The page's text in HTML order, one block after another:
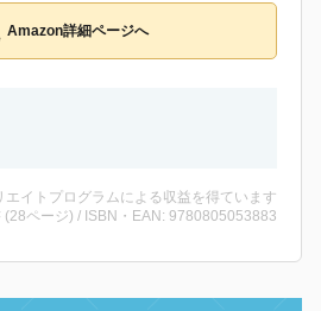
Amazon詳細ページへ
エイトプログラムによる収益を得ています
ページ) / ISBN・EAN: 9780805053883